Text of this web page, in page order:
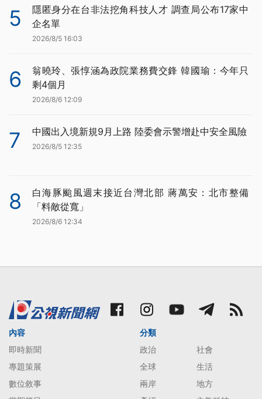
5
隱匿身分在台非法挖角科技人才 調查局公布17家中
企名單
2026/8/5 16:03
6
翁曉玲、張惇涵為政院業務費交鋒 韓國瑜：今年只
剩4個月
2026/8/6 12:09
7 中國出入境新規9月上路 陸委會示警增赴中安全風險
2026/8/5 12:35
8
白海豚颱風週末接近台灣北部 蔣萬安：北市整備
「料敵從寬」
2026/8/6 12:34
內容
即時新聞
專題策展
數位敘事
分類
政治
社會
全球
生活
兩岸
地方